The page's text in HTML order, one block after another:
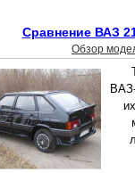
Сравнение ВАЗ
Обзор